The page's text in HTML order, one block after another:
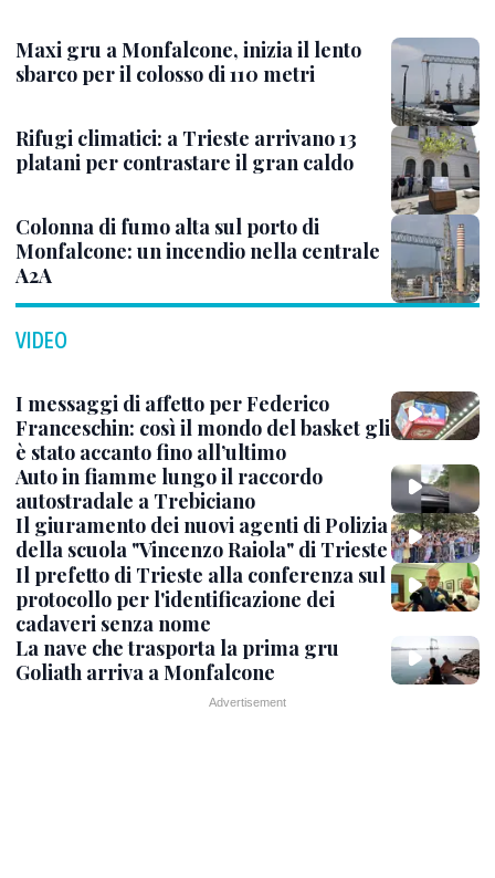
Maxi gru a Monfalcone, inizia il lento
sbarco per il colosso di 110 metri
Rifugi climatici: a Trieste arrivano 13
platani per contrastare il gran caldo
Colonna di fumo alta sul porto di
Monfalcone: un incendio nella centrale
A2A
VIDEO
I messaggi di affetto per Federico
Franceschin: così il mondo del basket gli
è stato accanto fino all’ultimo
Auto in fiamme lungo il raccordo
autostradale a Trebiciano
Il giuramento dei nuovi agenti di Polizia
della scuola "Vincenzo Raiola" di Trieste
Il prefetto di Trieste alla conferenza sul
protocollo per l'identificazione dei
cadaveri senza nome
La nave che trasporta la prima gru
Goliath arriva a Monfalcone